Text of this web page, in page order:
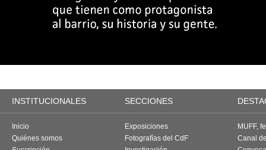
INSTITUCIONALES SECCIONES
Inicio
Quiénes somos
Exposiciones
Fotografías del CdF
MUFF,
Canal